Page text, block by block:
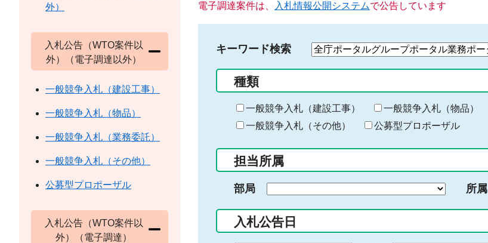
電子調達案件は、 入札情報公開システムで公告しています
キーワード検索
検
る
キ
ー
ー
入
力
種類
一般競争入札（建設工事） 一般競争入札（物品）
一般競争入札（その他）
公募型プロポーザル
担当所属
部局 所属
入札公告日
外）
入札公告（WTO案件以
外）（電子調達以外）
一般競争入札（建設工事）
一般競争入札（物品）
一般競争入札（業務委託）
一般競争入札（その他）
公募型プロポーザル
入札公告（WTO案件以
外）（電子調達）